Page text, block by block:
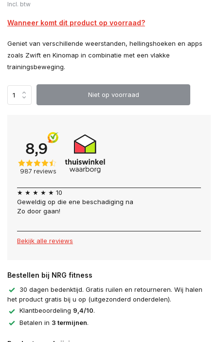
Incl. btw
Wanneer komt dit product op voorraad?
Geniet van verschillende weerstanden, hellingshoeken en apps
zoals Zwift en Kinomap in combinatie met een vlakke
trainingsbeweging.
Niet op voorraad
★ ★ ★ ★ ★ 10
Geweldig op die ene beschadiging na
Zo door gaan!
Bekijk alle reviews
Bestellen bij NRG fitness
30 dagen bedenktijd. Gratis ruilen en retourneren. Wij halen
het product gratis bij u op (uitgezonderd onderdelen).
Klantbeoordeling 9,4/10.
Betalen in 3 termijnen.